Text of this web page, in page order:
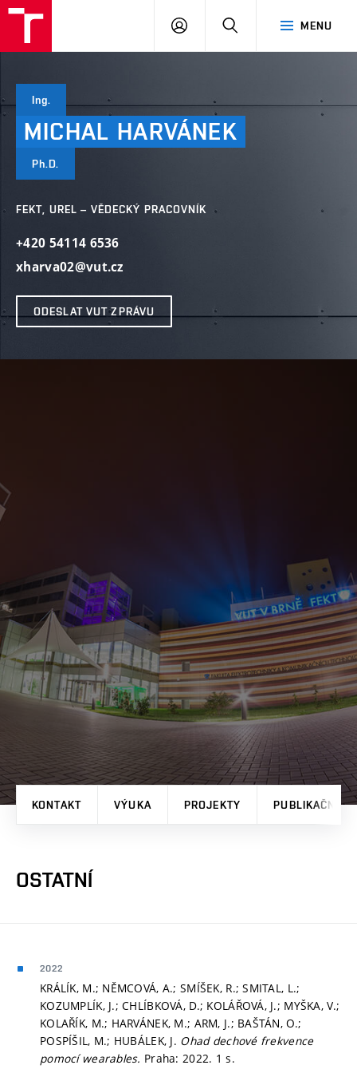
MENU
PŘIHLÁSIT
Ing.
MICHAL HARVÁNEK
Ph.D.
FEKT, UREL – VĚDECKÝ PRACOVNÍK
+420 54114 6536
xharva02@vut.cz
ODESLAT VUT ZPRÁVU
KONTAKT VÝUKA PROJEKTY PUBLIKAČNÍ
OSTATNÍ
2022
KRÁLÍK, M.; NĚMCOVÁ, A.; SMÍŠEK, R.; SMITAL, L.;
KOZUMPLÍK, J.; CHLÍBKOVÁ, D.; KOLÁŘOVÁ, J.; MYŠKA, V.;
KOLAŘÍK, M.; HARVÁNEK, M.; ARM, J.; BAŠTÁN, O.;
POSPÍŠIL, M.; HUBÁLEK, J. Ohad dechové frekvence
pomocí wearables. Praha: 2022. 1 s.